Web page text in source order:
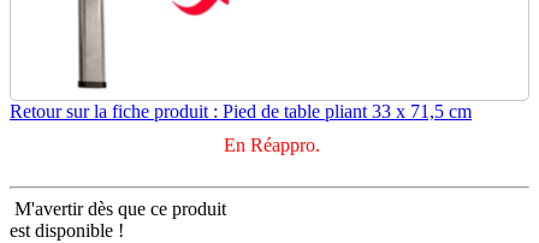
Retour sur la fiche produit : Pied de table pliant 33 x 71,5 cm
En Réappro.
M'avertir dès que ce produit
est disponible !